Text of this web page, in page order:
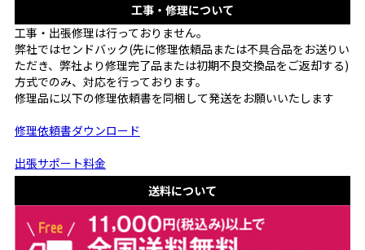
工事・修理について
工事・出張修理は行っておりません。
弊社ではセンドバック(先に修理依頼品または不具合品をお送りい
ただき、弊社より修理完了品または初期不良交換品をご返却する)
方式でのみ、対応を行っております。
修理品に以下の修理依頼書を同梱して発送をお願いいたします
修理依頼書ダウンロード
出張サポート料金
送料について